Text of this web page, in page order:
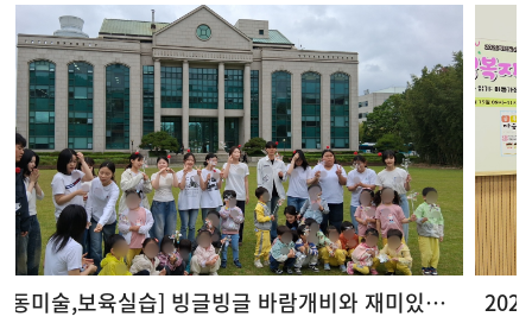
2026 신입생 트랙체험 프로그램「‘금쪽이’의 마음 읽기: 아동가정복지학으로 이해하는 아이와 가족」